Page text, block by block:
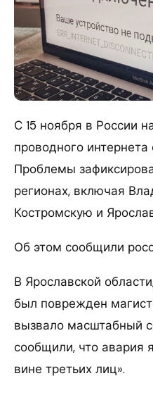
С 15 ноября в России
проводного интернета
Проблемы
регионах, включая
Костромскую и
Об этом сообщили
В Ярославской
был поврежден
вызвало масштабный
сообщили, что авария
вине третьих лиц».